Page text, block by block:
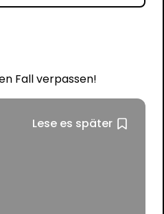
Fall verpassen!
Lese es später